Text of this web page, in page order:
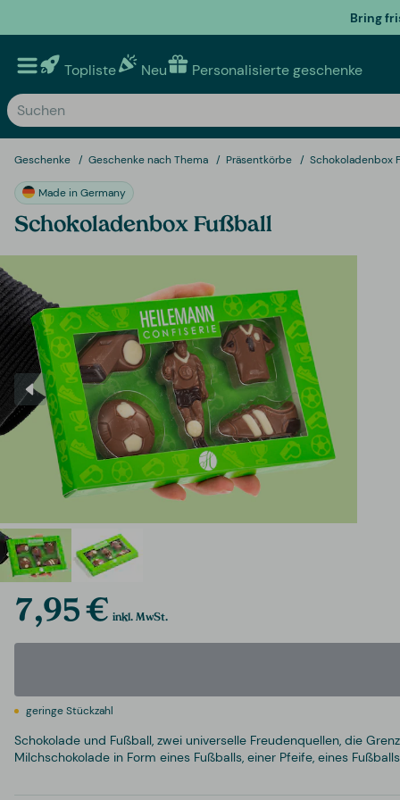
Bring
Topliste Neu Personalisierte geschenke
Geschenke Geschenke nach Thema Präsentkörbe Schokoladenbox
Made in Germany
Schokoladenbox Fußball
7,95 € inkl. MwSt.
geringe Stückzahl
Schokolade und Fußball, zwei universelle Freudenquellen, die
Milchschokolade in Form eines Fußballs, einer Pfeife, eines